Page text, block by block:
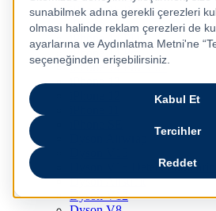
iPhone 15 Pro Max
iPhone 14
iPhone 14 Plus
iPhone 14 Pro
iPhone 14 Pro Max
iPhone 13
Dyson V15 Detect Submarine
Dyson Airstrait
Dyson V12